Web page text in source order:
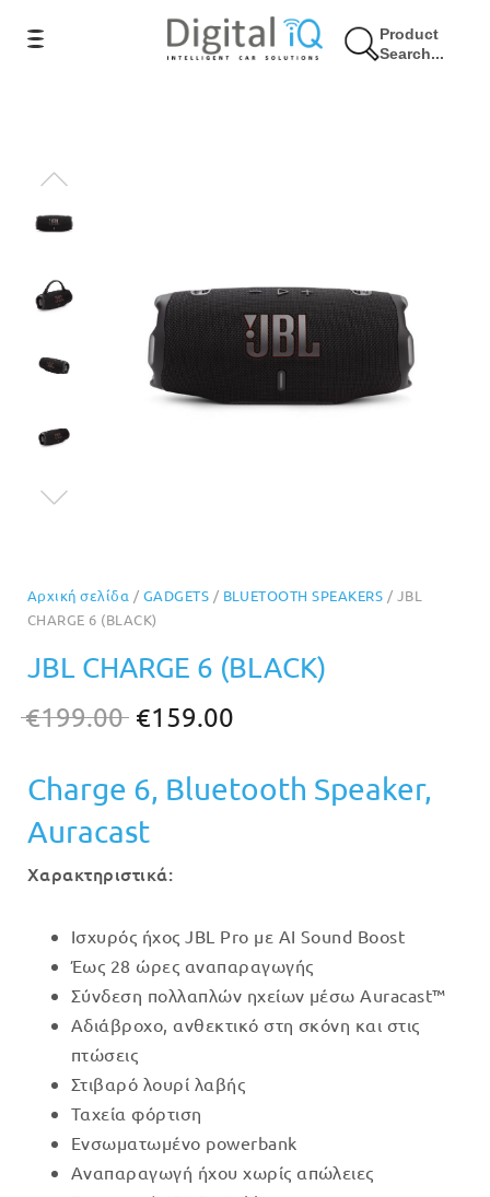
Product
Search...
Αρχική σελίδα / GADGETS / BLUETOOTH SPEAKERS / JBL
CHARGE 6 (BLACK)
JBL CHARGE 6 (BLACK)
€199.00 Original
was:
€199.00.
€159.00
τιμή
Charge 6, Bluetooth Speaker,
Auracast
Xαρακτηριστικά:
Ισχυρός ήχος JBL Pro με AI Sound Boost
Έως 28 ώρες αναπαραγωγής
Σύνδεση πολλαπλών ηχείων μέσω Auracast™
Αδιάβροχο, ανθεκτικό στη σκόνη και στις
πτώσεις
Στιβαρό λουρί λαβής
Ταχεία φόρτιση
Ενσωματωμένο powerbank
Αναπαραγωγή ήχου χωρίς απώλειες